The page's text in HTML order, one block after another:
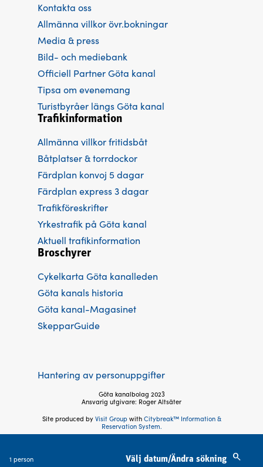
1 person Välj datum/Ändra sökning
Kontakta oss
Allmänna villkor övr.bokningar
Media & press
Bild- och mediebank
Officiell Partner Göta kanal
Tipsa om evenemang
Turistbyråer längs Göta kanal
Trafikinformation
Allmänna villkor fritidsbåt
Båtplatser & torrdockor
Färdplan konvoj 5 dagar
Färdplan express 3 dagar
Trafikföreskrifter
Yrkestrafik på Göta kanal
Aktuell trafikinformation
Broschyrer
Cykelkarta Göta kanalleden
Göta kanals historia
Göta kanal-Magasinet
SkepparGuide
Hantering av personuppgifter
Göta kanalbolag 2023
Ansvarig utgivare: Roger Altsäter
Site produced by Visit Groupwith Citybreak™ Information &
Reservation System.